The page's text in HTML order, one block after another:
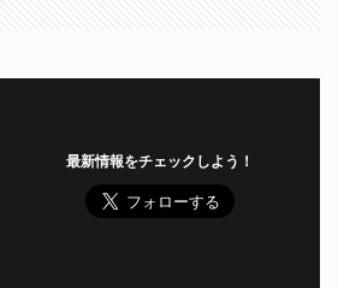
最新情報をチェックしよう！